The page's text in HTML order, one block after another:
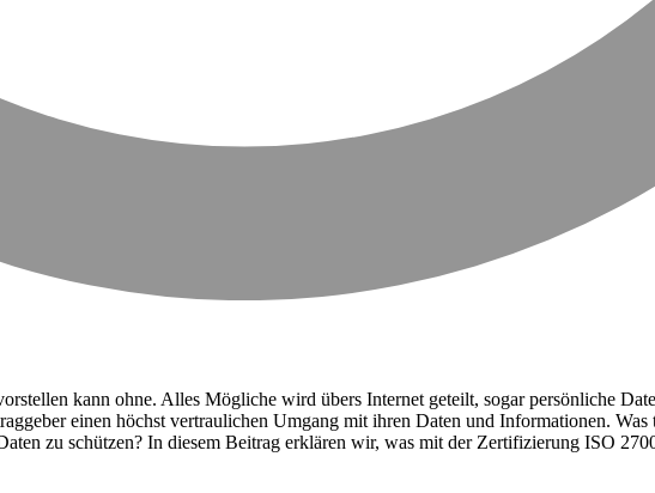
kann ohne. Alles Mögliche wird übers Internet geteilt, sogar persönliche
einen höchst vertraulichen Umgang mit ihren Daten und Informationen.
zu schützen? In diesem Beitrag erklären wir, was mit der Zertifizierung ISO